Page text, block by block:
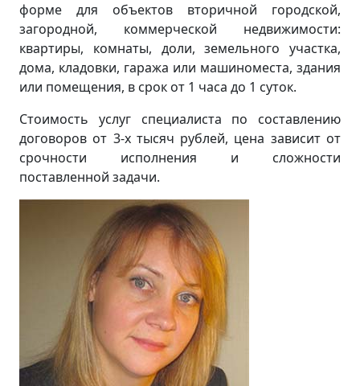
форме для объектов вторичной городской,
загородной, коммерческой недвижимости:
квартиры, комнаты, доли, земельного участка,
дома, кладовки, гаража или машиноместа, здания
или помещения, в срок от 1 часа до 1 суток.
Стоимость услуг специалиста по составлению
договоров от 3-х тысяч рублей, цена зависит от
срочности исполнения и сложности
поставленной задачи.